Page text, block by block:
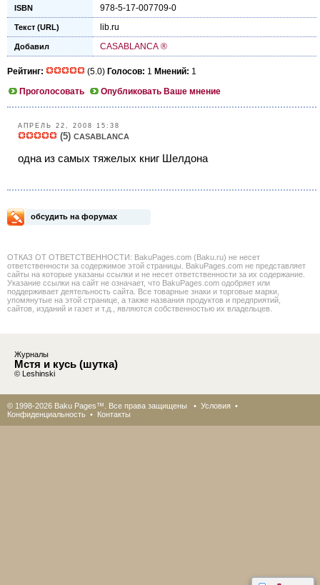
ISBN 978-5-17-007709-0
Текст (URL) lib.ru
Добавил CASABLANCA ®
Рейтинг: (5.0) Голосов: 1 Мнений: 1
Проголосовать
Опубликовать Ваше мнение
АПРЕЛЬ 22, 2008 15:38
(5) CASABLANCA
одна из самых тяжелых книг Шелдона
обсудить на форумах
ОТКАЗ ОТ ОТВЕТСТВЕННОСТИ: BakuPages.com (Baku.ru) не несет
ответственности за содержимое этой страницы. BakuPages.com не представляет
сайты на которые указаны ссылки и не несет ответственности за их содержание.
Указание ссылки на сайт не означает, что BakuPages.com одобряет или
поддерживает деятельность сайта. Все товарные знаки и торговые марки,
упомянутые на этой странице, а также названия продуктов и предприятий,
сайтов, изданий и газет и т.д., являются собственностью их владельцев.
Журналы
Мстя и кусь (шутка)
© Leshinski
© 1998-2026 Baku Pages™. Все права защищены • Условия •
Конфиденциальность • Контакты